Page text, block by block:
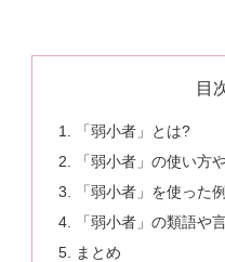
目
「弱小者」とは?
「弱小者」の使い方
「弱小者」を使った
「弱小者」の類語や
まとめ